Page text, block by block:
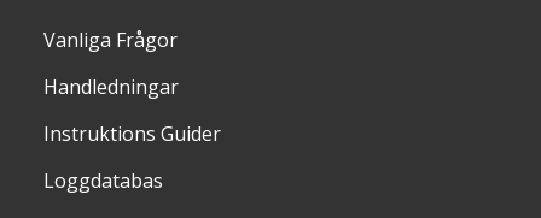
Vanliga Frågor
Handledningar
Instruktions Guider
Loggdatabas